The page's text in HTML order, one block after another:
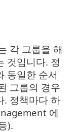
각 그룹을 해
것입니다. 정
동일한 순서
그룹의 경우
. 정책마다 하
에
).